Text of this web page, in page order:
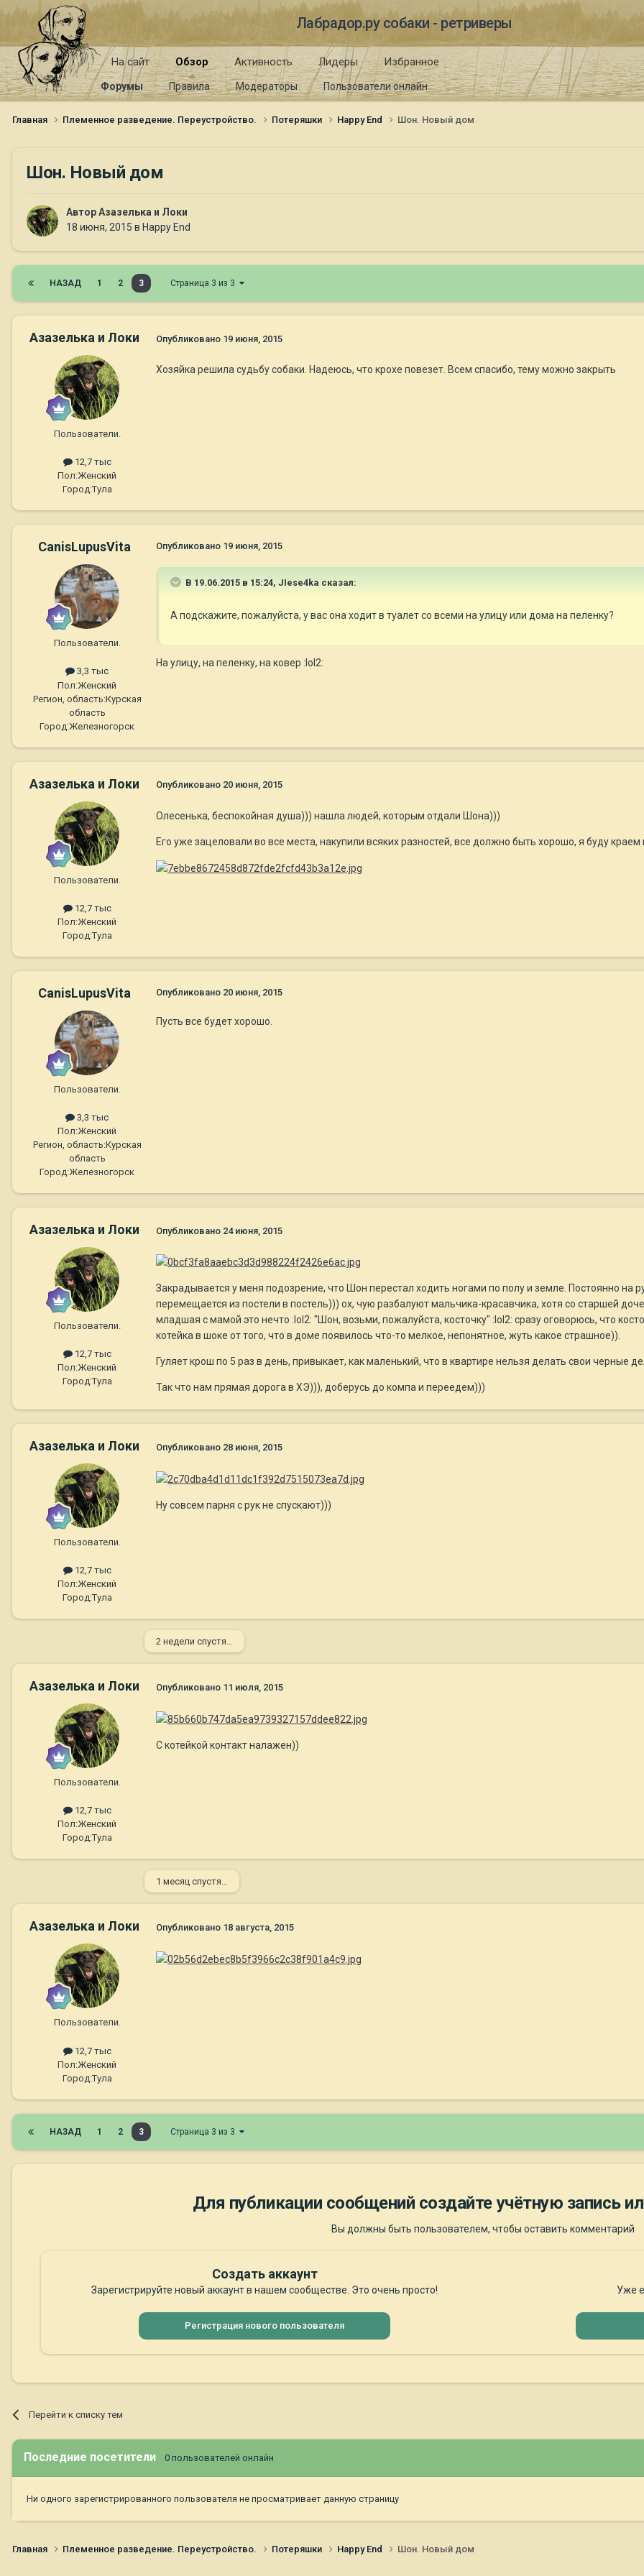
Лабрадор.ру собаки - ретриверы
На сайт Обзор
Форумы Правила Модераторы Пользователи онлайн
Активность Лидеры Избранное
Главная Племенное разведение. Переустройство. Потеряшки Happy End Шон. Новый дом
Шон. Новый дом
АвторАзазелька и Локи
18 июня, 2015 в Happy End
НАЗАД 1 2 3 Страница 3 из 3
Азазелька и Локи
Пользователи.
12,7 тыс
Пол:Женский
Город:Тула
Опубликовано 19 июня, 2015
Хозяйка решила судьбу собаки. Надеюсь, что крохе повезет. Всем спасибо, тему можно закрыть
CanisLupusVita
Пользователи.
3,3 тыс
Пол:Женский
Регион, область:Курская
область
Город:Железногорск
Опубликовано 19 июня, 2015
В 19.06.2015 в 15:24, JIese4ka сказал:
А подскажите, пожалуйста, у вас она ходит в туалет со всеми на улицу или дома на пеленку?
На улицу, на пеленку, на ковер :lol2:
Азазелька и Локи
Пользователи.
12,7 тыс
Пол:Женский
Город:Тула
Опубликовано 20 июня, 2015
Олесенька, беспокойная душа))) нашла людей, которым отдали Шона)))
Его уже зацеловали во все места, накупили всяких разностей, все должно быть хорошо, я буду
CanisLupusVita
Пользователи.
3,3 тыс
Пол:Женский
Регион, область:Курская
область
Город:Железногорск
Опубликовано 20 июня, 2015
Пусть все будет хорошо.
Азазелька и Локи
Пользователи.
12,7 тыс
Пол:Женский
Город:Тула
Опубликовано 24 июня, 2015
Закрадывается у меня подозрение, что Шон перестал ходить ногами по полу и земле. Постоянно на
перемещается из постели в постель))) ох, чую разбалуют мальчика-красавчика, хотя со старшей
младшая с мамой это нечто :lol2: "Шон, возьми, пожалуйста, косточку" :lol2: сразу оговорюсь, что
котейка в шоке от того, что в доме появилось что-то мелкое, непонятное, жуть какое страшное)).
Гуляет крош по 5 раз в день, привыкает, как маленький, что в квартире нельзя делать свои черные
Так что нам прямая дорога в ХЭ))), доберусь до компа и переедем)))
Азазелька и Локи
Пользователи.
12,7 тыс
Пол:Женский
Город:Тула
Опубликовано 28 июня, 2015
Ну совсем парня с рук не спускают)))
2 недели спустя...
Азазелька и Локи
Пользователи.
12,7 тыс
Пол:Женский
Город:Тула
Опубликовано 11 июля, 2015
С котейкой контакт налажен))
1 месяц спустя...
Азазелька и Локи
Пользователи.
12,7 тыс
Пол:Женский
Город:Тула
Опубликовано 18 августа, 2015
НАЗАД 1 2 3 Страница 3 из 3
Для публикации сообщений создайте учётную запись
Вы должны быть пользователем, чтобы оставить комментарий
Создать аккаунт
Зарегистрируйте новый аккаунт в нашем сообществе. Это очень просто!
Регистрация нового пользователя
Уже
Перейти к списку тем
Последние посетители 0 пользователей онлайн
Ни одного зарегистрированного пользователя не просматривает данную страницу
Главная Племенное разведение. Переустройство. Потеряшки Happy End Шон. Новый дом